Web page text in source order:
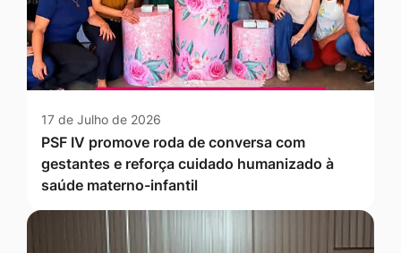
17 de Julho de 2026
PSF IV promove roda de conversa com
gestantes e reforça cuidado humanizado à
saúde materno-infantil